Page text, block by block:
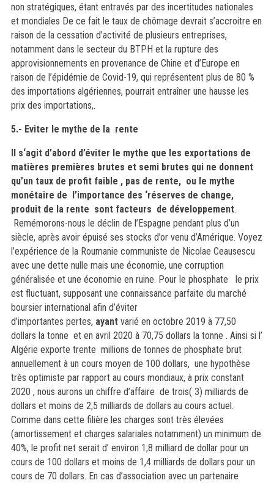
non stratégiques, étant entravés par des incertitudes nationales
et mondiales De ce fait le taux de chômage devrait s’accroitre en
raison de la cessation d’activité de plusieurs entreprises,
notamment dans le secteur du BTPH et la rupture des
approvisionnements en provenance de Chine et d’Europe en
raison de l’épidémie de Covid-19, qui représentent plus de 80 %
des importations algériennes, pourrait entraîner une hausse les
prix des importations,.
5.- Eviter le mythe de la rente
Il s‘agit d’abord d’éviter le mythe que les exportations de
matières premières brutes et semi brutes qui ne donnent
qu’un taux de profit faible , pas de rente, ou le mythe
monétaire de l’importance des ‘réserves de change,
produit de la rente sont facteurs de développement.
Remémorons-nous le déclin de l’Espagne pendant plus d’un
siècle, après avoir épuisé ses stocks d’or venu d’Amérique. Voyez
l’expérience de la Roumanie communiste de Nicolae Ceausescu
avec une dette nulle mais une économie, une corruption
généralisée et une économie en ruine. Pour le phosphate
le prix
est fluctuant, supposant une connaissance parfaite du marché
boursier international afin d’éviter
d’importantes pertes, ayantvarié en octobre 2019 à 77,50
dollars la tonne et en avril 2020 à 70,75 dollars la tonne . Ainsi si l’
Algérie exporte trente millions de tonnes de phosphate brut
annuellement à un cours moyen de 100 dollars, une hypothèse
très optimiste par rapport au cours mondiaux, à prix constant
2020 , nous aurons un chiffre d’affaire de trois( 3) milliards de
dollars et moins de 2,5 milliards de dollars au cours actuel.
Comme dans cette filière les charges sont très élevées
(amortissement et charges salariales notamment) un minimum de
40%, le profit net serait d’ environ 1,8 milliard de dollar pour un
cours de 100 dollars et moins de 1,4 milliards de dollars pour un
cours de 70 dollars. En cas d’association avec un partenaire